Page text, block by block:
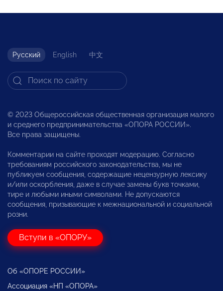
Русский English 中文
© 2023 Общероссийская общественная организация малого
и среднего предпринимательства «ОПОРА РОССИИ».
Все права защищены.
Комментарии на сайте проходят модерацию. Согласно
требованиям российского законодательства, мы не
публикуем сообщения, содержащие нецензурную лексику
и/или оскорбления, даже в случае замены букв точками,
тире и любыми иными символами. Не допускаются
сообщения, призывающие к межнациональной и социальной
розни.
Вступи в «ОПОРУ»
Об «ОПОРЕ РОССИИ»
Ассоциация «НП «ОПОРА»